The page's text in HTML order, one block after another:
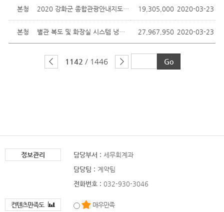
본청 2020 강화군 종합관광안내지도 제작 19,305,000 2020-03-23
본청 별관 복도 및 화장실 시스템 냉난방기 ... 27,967,950 2020-03-23
1142 / 1446
정보관리 담당부서 : 세무회계과
담당팀 : 계약팀
전화번호 : 032-930-3046
컨텐츠만족도
매우만족